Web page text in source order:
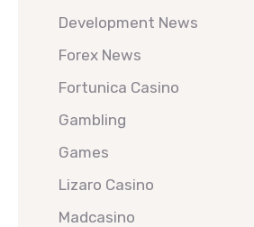
Development News
Forex News
Fortunica Casino
Gambling
Games
Lizaro Casino
Madcasino